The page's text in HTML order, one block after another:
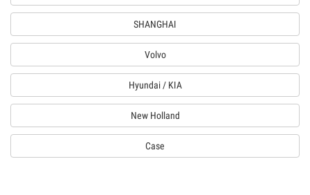
SHANGHAI
Volvo
Hyundai / KIA
New Holland
Case